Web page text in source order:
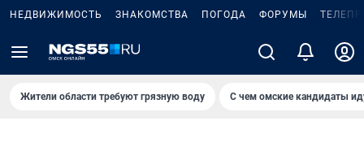
НЕДВИЖИМОСТЬ ЗНАКОМСТВА ПОГОДА ФОРУМЫ
Жители области требуют грязную воду С чем омские кандидаты